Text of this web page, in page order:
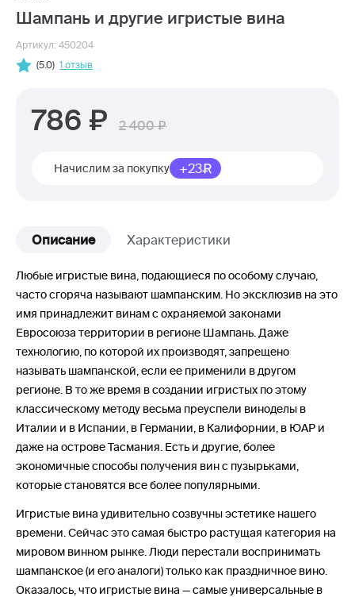
Шампань и другие игристые вина
Артикул: 450204
(5.0)
1 отзыв
786 2 400
Начислим за покупку +23
Описание Характеристики
Любые игристые вина, подающиеся по особому случаю,
часто сгоряча называют шампанским. Но эксклюзив на это
имя принадлежит винам с охраняемой законами
Евросоюза территории в регионе Шампань. Даже
технологию, по которой их производят, запрещено
называть шампанской, если ее применили в другом
регионе. В то же время в создании игристых по этому
классическому методу весьма преуспели виноделы в
Италии и в Испании, в Германии, в Калифорнии, в ЮАР и
даже на острове Тасмания. Есть и другие, более
экономичные способы получения вин с пузырьками,
которые становятся все более популярными.
Игристые вина удивительно созвучны эстетике нашего
времени. Сейчас это самая быстро растущая категория на
мировом винном рынке. Люди перестали воспринимать
шампанское (и его аналоги) только как праздничное вино.
Оказалось, что игристые вина — самые универсальные в